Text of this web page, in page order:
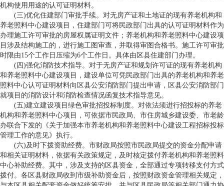
机构使用用途的认可证明材料。
(三)优化住建部门审批手续。对无房产证和土地证的现有养老机构和
养老照料中心建设项目，住建部门可将民政部门出具的认可证明材料作为
办理施工许可审批的房屋权属证明文件；养老机构和养老照料中心建设项
目涉及结构施工的，进行施工图审查，并取得审图合格书。施工许可审批
时限由15个工作日压缩为6个工作日。具体由区县住建部门办理。
(四)强化消防技术指导。对于无房产证和规划许可证的现有养老机构
和养老照料中心建设项目，建设单位可凭民政部门出具的养老机构和养老
照料中心认可证明材料向区县公安消防部门提出申请，区县公安消防部门
就项目的消防设计和消防检查情况函复技术指导意见。
(五)建立建设项目绿色审批招投标制度。对依法须进行招投标的养老
机构和养老照料中心项目，可依据市民政局、市住房城乡建设委、市老龄
办联合下发的《关于加强本市养老机构和养老照料中心建设工程招标投标
管理工作的意见》执行。
(六)及时下拨资助经费。市财政局按照市民政局提交的资金分配申请
和相关证明材料，依据有关政策规定，及时核定拨付养老机构和养老照料
中心补助经费。其中，涉及支持的区县资金，全部通过专项转移支付方式
拨付。各区县财政局收到市级补助资金后，按照财政资金管理相关规定，